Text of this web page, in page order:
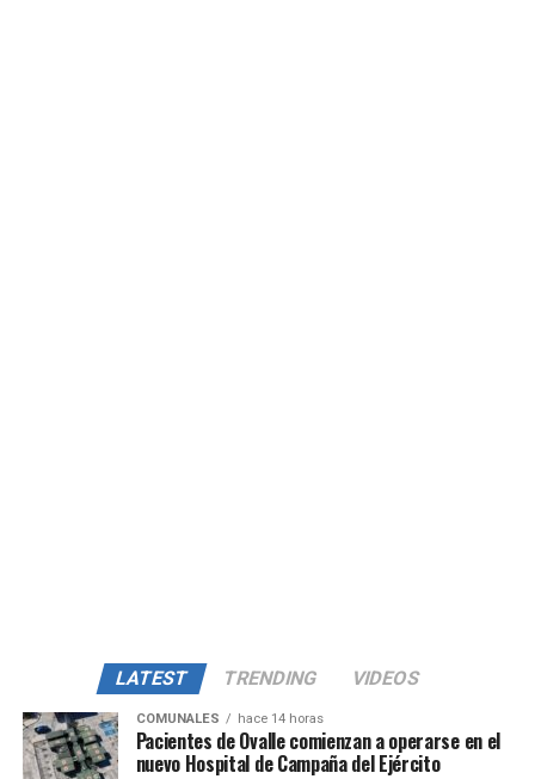
LATEST TRENDING VIDEOS
COMUNALES hace 14 horas
Pacientes de Ovalle comienzan a operarse en el
nuevo Hospital de Campaña del Ejército